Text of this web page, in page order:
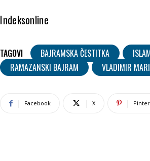
Indeksonline
TAGOVI BAJRAMSKA ČESTITKA
RAMAZANSKI BAJRAM
VLADIMIR
Facebook X